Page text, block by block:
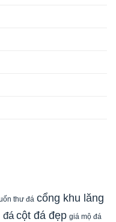
thư đá cổng khu lăng
đá cột đá đẹp giá mộ đá